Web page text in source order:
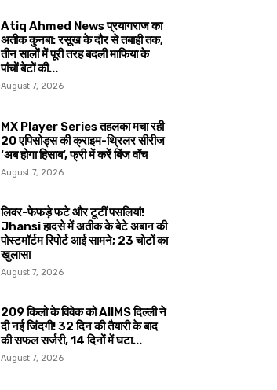
Atiq Ahmed News प्रयागराज का
अतीक कुनबा: रसूख के दौर से तबाही तक,
तीन सालों में पूरी तरह बदली माफिया के
पांचों बेटों की...
August 7, 2026
MX Player Series तहलका मचा रही
20 एपिसोड्स की क्राइम-थ्रिलर सीरीज
‘अब होगा हिसाब’, फ्री में करें बिंज वॉच
August 7, 2026
लिवर-फेफड़े फटे और टूटीं पसलियां!
Jhansi हादसे में अतीक के बेटे अबान की
पोस्टमॉर्टम रिपोर्ट आई सामने; 23 चोटों का
खुलासा
August 7, 2026
209 किलो के विवेक को AIIMS दिल्ली ने
दी नई जिंदगी! 32 दिन की तैयारी के बाद
की सफल सर्जरी, 14 दिनों में घटा...
August 7, 2026